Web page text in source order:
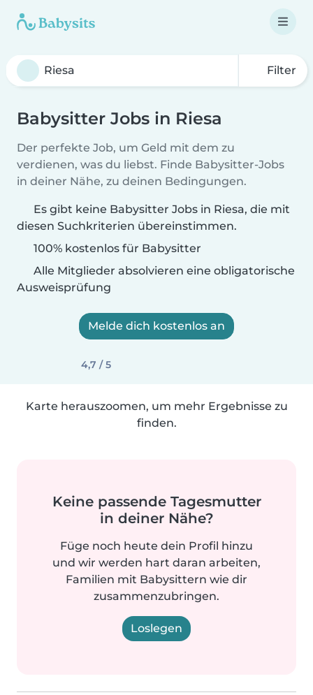
Filter
Babysitter Jobs in Riesa
Der perfekte Job, um Geld mit dem zu
verdienen, was du liebst. Finde Babysitter-Jobs
in deiner Nähe, zu deinen Bedingungen.
Es gibt keine Babysitter Jobs in Riesa, die mit
diesen Suchkriterien übereinstimmen.
100% kostenlos für Babysitter
Alle Mitglieder absolvieren eine obligatorische
Ausweisprüfung
Melde dich kostenlos an
4,7 / 5
Karte herauszoomen, um mehr Ergebnisse zu
finden.
Keine passende Tagesmutter
in deiner Nähe?
Füge noch heute dein Profil hinzu
und wir werden hart daran arbeiten,
Familien mit Babysittern wie dir
zusammenzubringen.
Loslegen